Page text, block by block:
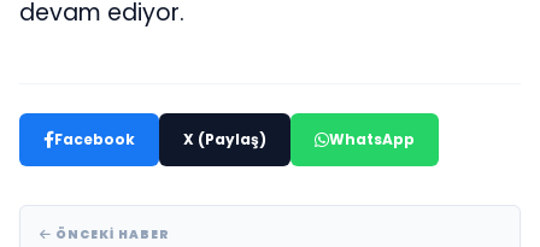
devam ediyor.
Facebook X (Paylaş) WhatsApp
ÖNCEKI HABER